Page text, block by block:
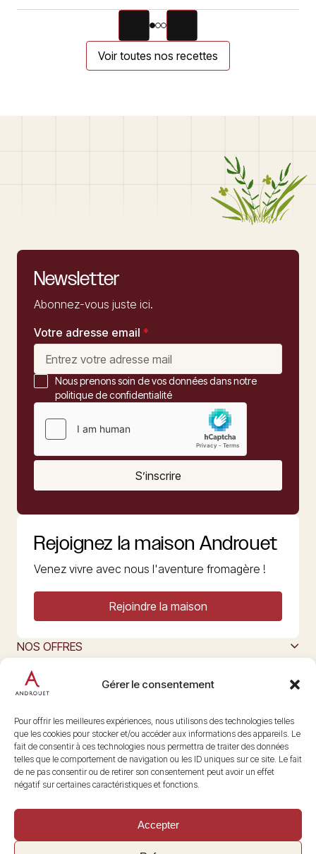
Gérer le consentement
Pour offrir les meilleures expériences, nous utilisons des technologies telles
que les cookies pour stocker et/ou accéder aux informations des appareils. Le
fait de consentir à ces technologies nous permettra de traiter des données
telles que le comportement de navigation ou les ID uniques sur ce site. Le fait
de ne pas consentir ou de retirer son consentement peut avoir un effet
négatif sur certaines caractéristiques et fonctions.
Accepter
Voir toutes nos recettes
Newsletter
Abonnez-vous juste ici.
Votre adresse email *
Nous prenons soin de vos données dans notre
politique de confidentialité
S’inscrire
Rejoignez la maison Androuet
Venez vivre avec nous l'aventure fromagère !
Rejoindre la maison
NOS OFFRES
L’ART DU FROMAGE
Nous suivre
@maisonandrouet
Copyright © 2026 Androuet
Site parMake the Grade